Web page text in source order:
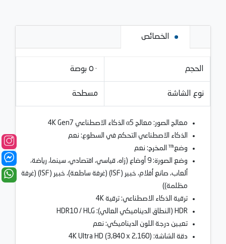
الخصائص
الحجم ٥٠ بوصة
نوع الشاشة مسطحة
معالج الصور: معالج α5 الذكاء الاصطناعي 4K Gen7
الذكاء الاصطناعي التحكم في السطوع: نعم
وضع™ المخرج: نعم
وضع الصورة: 9 أوضاع (زاه، قياسي، اقتصادي، سينما، رياضة،
ألعاب، صانع أفلام، خبير (ISF) (غرفة ساطعة)، خبير (ISF) (غرفة
مظلمة))
ترقية الذكاء الاصطناعي: ترقية 4K
HDR (النطاق الديناميكي العالي): HDR10 / HLG
تعيين درجة اللون الديناميكي: نعم
دقة الشاشة: 4K Ultra HD (3,840 x 2,160)